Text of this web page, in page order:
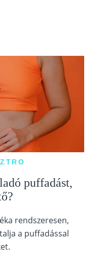
puffadást,
rendszeresen,
a puffadással